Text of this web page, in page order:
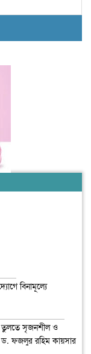
বিনামূল্যে
তুলতে সৃজনশীল ও
ড. ফজলুর রহিম কায়সার